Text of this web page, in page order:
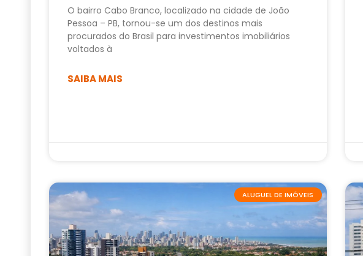
O bairro Cabo Branco, localizado na cidade de João
Pessoa – PB, tornou-se um dos destinos mais
procurados do Brasil para investimentos imobiliários
voltados à
SAIBA MAIS
ALUGUEL DE IMÓVEIS